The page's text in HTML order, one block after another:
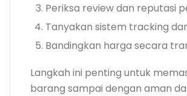
Periksa review dan reputasi
Tanyakan sistem tracking
Bandingkan harga secara
Langkah ini penting untuk
barang sampai dengan aman